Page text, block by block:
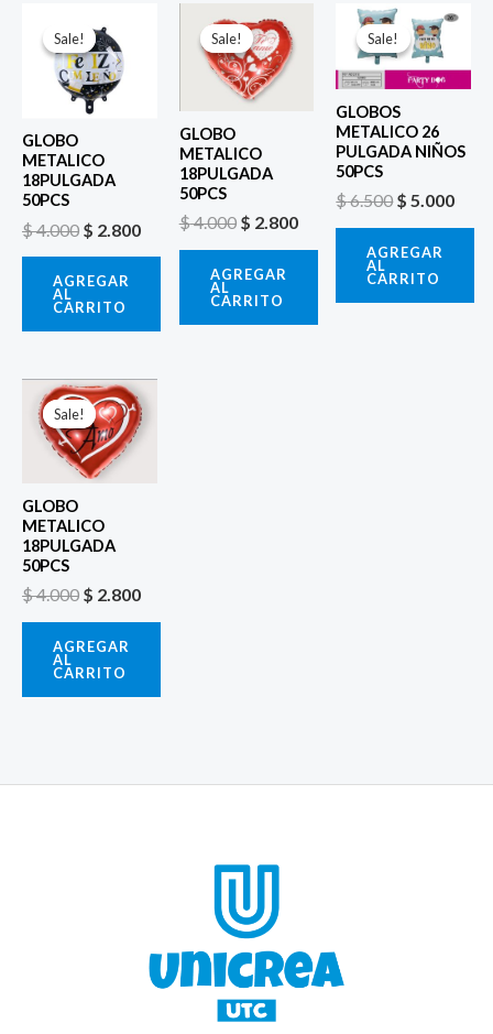
Sale!
Sale!
GLOBO
METALICO
18PULGADA
50PCS
$4.000
precio
original
era:
$ 4.000.
$ 2.800
AGREGAR
AL
CARRITO
Sale!
Sale!
GLOBO
METALICO
18PULGADA
50PCS
$4.000
precio
original
era:
$ 4.000.
$ 2.800
AGREGAR
AL
CARRITO
Sale!
Sale!
GLOBOS
METALICO 26
PULGADA NIÑOS
50PCS
$6.500
El
precio
original
era:
$ 5.000
El
AGREGAR
AL
CARRITO
Sale!
Sale!
GLOBO
METALICO
18PULGADA
50PCS
$4.000
El
precio
original
era:
$ 4.000.
$ 2.800
El
precio
actual
AGREGAR
AL
CARRITO